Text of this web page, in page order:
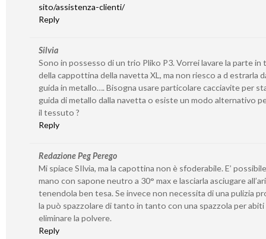
sito/assistenza-clienti/
Reply
Silvia
Sono in possesso di un trio Pliko P3. Vorrei lavare la parte in
della cappottina della navetta XL, ma non riesco a d estrarla
guida in metallo…. Bisogna usare particolare cacciavite per
guida di metallo dalla navetta o esiste un modo alternativo
il tessuto ?
Reply
Redazione Peg Perego
Mi spiace SIlvia, ma la capottina non è sfoderabile. E’
mano con sapone neutro a 30° max e lasciarla asciugare
tenendola ben tesa. Se invece non necessita di una pulizia
la può spazzolare di tanto in tanto con una spazzola per abiti
eliminare la polvere.
Reply